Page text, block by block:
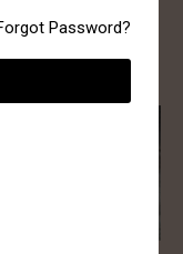
Password?